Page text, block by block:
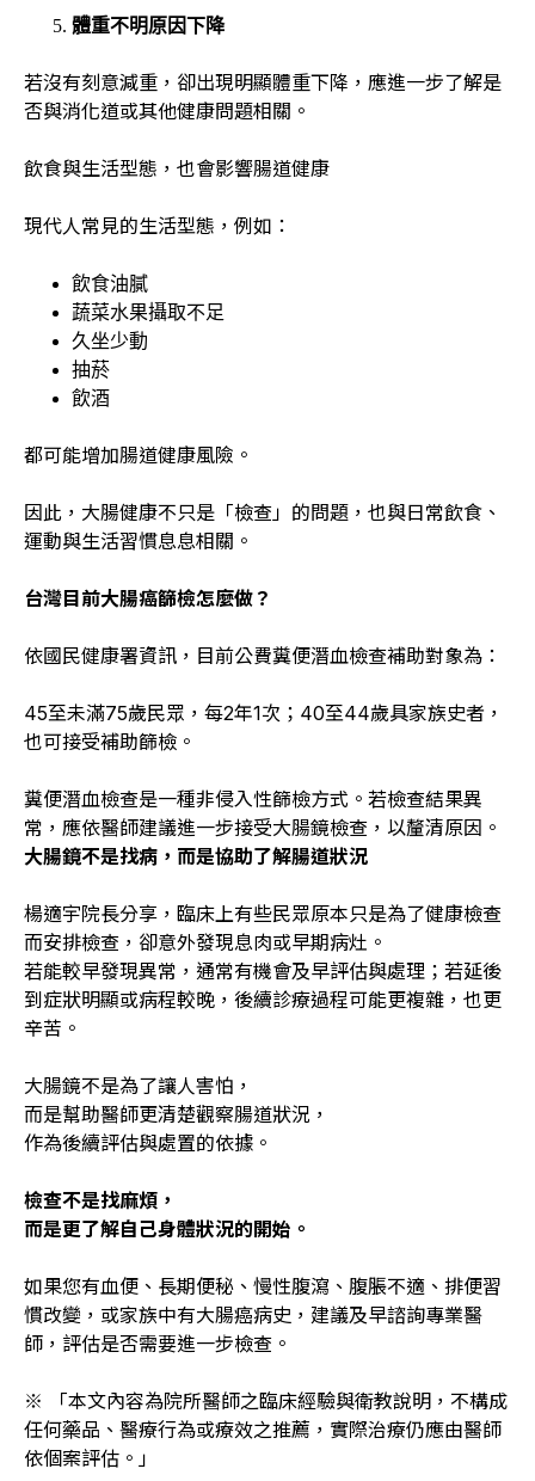
體重不明原因下降
若沒有刻意減重，卻出現明顯體重下降，應進一步了解是
否與消化道或其他健康問題相關。
飲食與生活型態，也會影響腸道健康
現代人常見的生活型態，例如：
飲食油膩
蔬菜水果攝取不足
久坐少動
抽菸
飲酒
都可能增加腸道健康風險。
因此，大腸健康不只是「檢查」的問題，也與日常飲食、
運動與生活習慣息息相關。
台灣目前大腸癌篩檢怎麼做？
依國民健康署資訊，目前公費糞便潛血檢查補助對象為：
45至未滿75歲民眾，每2年1次；40至44歲具家族史者，
也可接受補助篩檢。
糞便潛血檢查是一種非侵入性篩檢方式。若檢查結果異
常，應依醫師建議進一步接受大腸鏡檢查，以釐清原因。
大腸鏡不是找病，而是協助了解腸道狀況
楊適宇院長分享，臨床上有些民眾原本只是為了健康檢查
而安排檢查，卻意外發現息肉或早期病灶。
若能較早發現異常，通常有機會及早評估與處理；若延後
到症狀明顯或病程較晚，後續診療過程可能更複雜，也更
辛苦。
大腸鏡不是為了讓人害怕，
而是幫助醫師更清楚觀察腸道狀況，
作為後續評估與處置的依據。
檢查不是找麻煩，
而是更了解自己身體狀況的開始。
如果您有血便、長期便秘、慢性腹瀉、腹脹不適、排便習
慣改變，或家族中有大腸癌病史，建議及早諮詢專業醫
師，評估是否需要進一步檢查。
※ 「本文內容為院所醫師之臨床經驗與衛教說明，不構成
任何藥品、醫療行為或療效之推薦，實際治療仍應由醫師
依個案評估。」